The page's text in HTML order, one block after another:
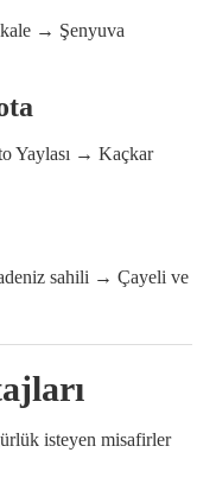
→ Şenyuva
Yaylası → Kaçkar
sahili → Çayeli ve
isteyen misafirler